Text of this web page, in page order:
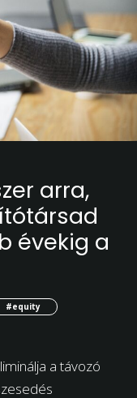
arra,
évekig a
#equity
a távozó